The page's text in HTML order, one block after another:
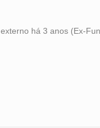
há 3 anos (Ex-